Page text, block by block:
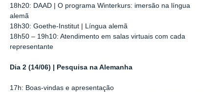
18h20: DAAD | O programa Winterkurs: imersão na língua
alemã
18h30: Goethe-Institut | Língua alemã
18h50 – 19h10: Atendimento em salas virtuais com cada
representante
Dia 2 (14/06) | Pesquisa na Alemanha
17h: Boas-vindas e apresentação